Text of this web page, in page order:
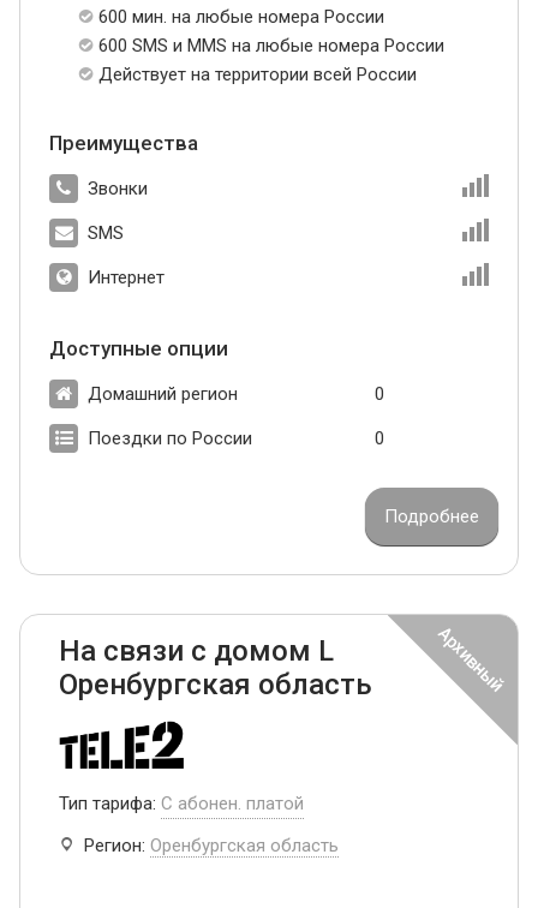
600 мин. на любые номера России
600 SMS и MMS на любые номера России
Действует на территории всей России
Преимущества
Звонки
SMS
Интернет
Доступные опции
Домашний регион 0
Поездки по России 0
Подробнее
На связи с домом L
Оренбургская область
Тип тарифа: С абонен. платой
Регион: Оренбургская область